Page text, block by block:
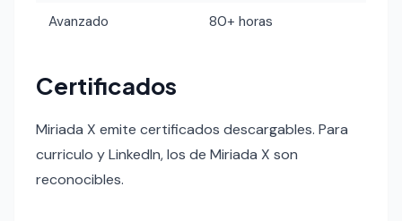
Avanzado 80+ horas
Certificados
Miriada X emite certificados descargables. Para
curriculo y LinkedIn, los de Miriada X son
reconocibles.